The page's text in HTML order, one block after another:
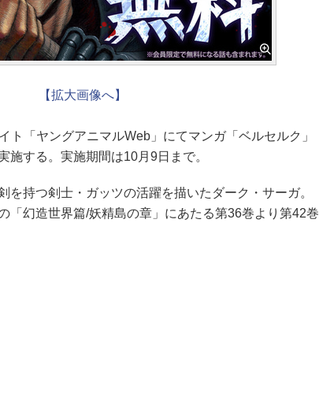
【拡大画像へ】
「ヤングアニマルWeb」にてマンガ「ベルセルク」
施する。実施期間は10月9日まで。
持つ剣士・ガッツの活躍を描いたダーク・サーガ。
「幻造世界篇/妖精島の章」にあたる第36巻より第42巻